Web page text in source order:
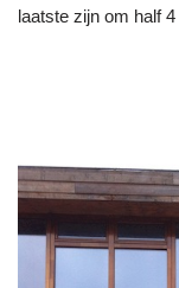
laatste zijn om half